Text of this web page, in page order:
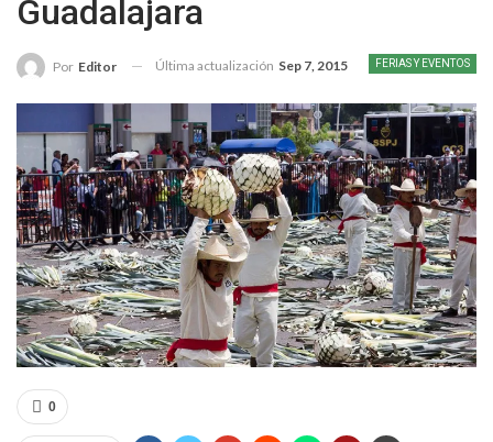
Guadalajara
FERIAS Y EVENTOS
Por Editor Última actualización Sep 7, 2015
0